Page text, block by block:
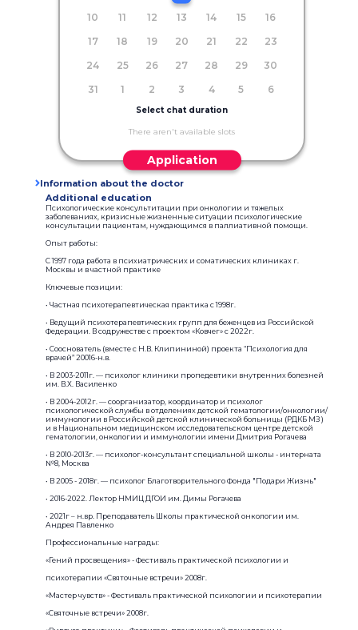
10
11 12 13 14 15
16
17
18 19 20 21 22
23
24
25 26 27 28 29
30
31
1 2 3 4 5 6
Select chat duration
There aren't available slots
Application
Information about the doctor
Additional education
Психологические консультитации при онкологии и тяжелых
заболеваниях, кризисные жизненные ситуации психологические
консультации пациентам, нуждающимся в паллиативной помощи.
Опыт работы:
С 1997 года работа в психиатрических и соматических клиниках г.
Москвы и в частной практике
Ключевые позиции:
• Частная психотерапевтическая практика с 1998г.
• Ведущий психотерапевтических групп для беженцев из Российской
Федерации. В содружестве с проектом «Ковчег» c 2022г.
• Сооснователь (вместе с Н.В. Клипининой) проекта “Психология для
врачей” 20016-н.в.
• В 2003-2011г. — психолог клиники пропедевтики внутренних болезней
им. В.Х. Василенко
• В 2004-2012г. — соорганизатор, координатор и психолог
психологической службы в отделениях детской гематологии/онкологии/
иммунологии в Российской детской клинической больницы (РДКБ МЗ )
и в Национальном медицинском исследовательском центре детской
гематологии, онкологии и иммунологии имени Дмитрия Рогачева
• В 2010-2013г. — психолог-консультант специальной школы - интерната
№8, Москва
• В 2005 - 2018г. — психолог Благотворительного Фонда "Подари Жизнь"
• 2016-2022. Лектор НМИЦ ДГОИ им. Димы Рогачева
• 2021г – н.вр. Преподаватель Школы практической онкологии им.
Андрея Павленко
Профессиональные награды:
«Гений просвещения» - Фестиваль практической психологии и
психотерапии «Святочные встречи» 2008г.
«Мастер чувств» - Фестиваль практической психологии и психотерапии
«Святочные встречи» 2008г.